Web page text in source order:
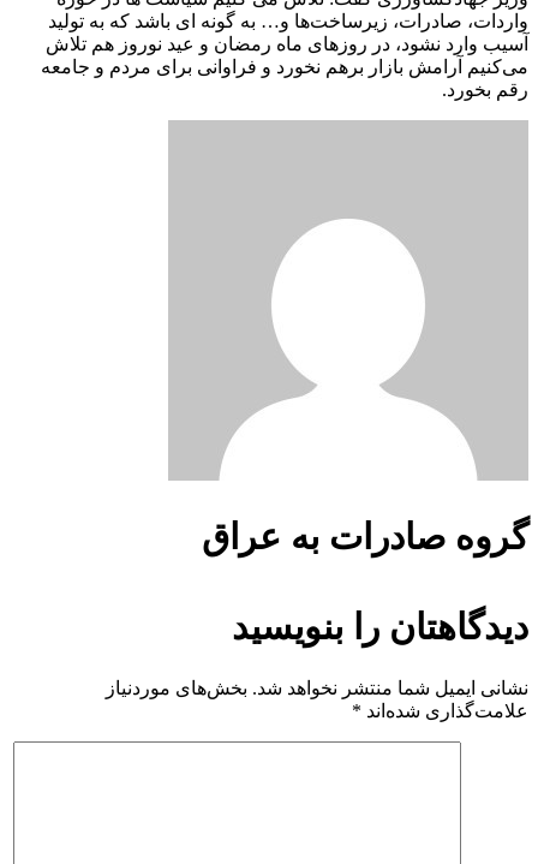
واردات، صادرات، زیرساخت‌ها و… به گونه ای باشد که به تولید
آسیب وارد نشود، در روزهای ماه رمضان و عید نوروز هم تلاش
می‌کنیم آرامش بازار برهم نخورد و فراوانی برای مردم و جامعه
رقم بخورد.
گروه صادرات به عراق
دیدگاهتان را بنویسید
نشانی ایمیل شما منتشر نخواهد شد. بخش‌های موردنیاز
علامت‌گذاری شده‌اند *